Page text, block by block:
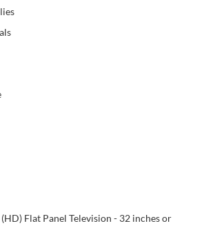
Flat Panel Television - 32 inches or